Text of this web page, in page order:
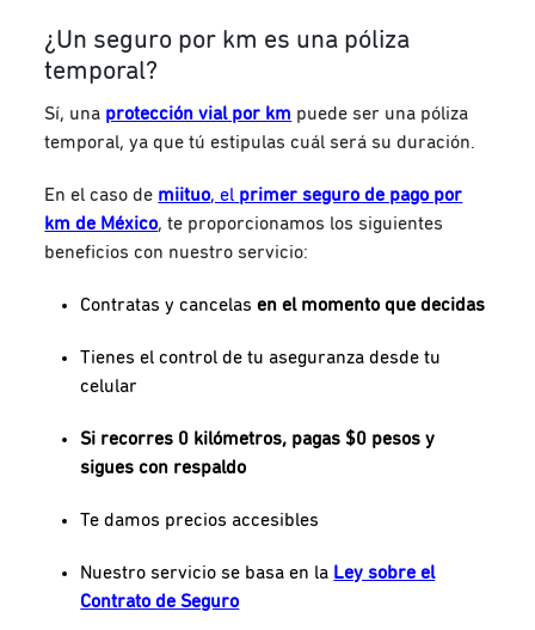
¿Un seguro por km es una póliza
temporal?
Sí, una protección vial por km puede ser una póliza
temporal, ya que tú estipulas cuál será su duración.
En el caso de miituo, el primer seguro de pago por
km de México, te proporcionamos los siguientes
beneficios con nuestro servicio:
Contratas y cancelasen el momento que decidas
Tienes el control de tu aseguranza desde tu
celular
Si recorres 0 kilómetros, pagas $0 pesos y
sigues con respaldo
Te damos precios accesibles
Nuestro servicio se basa en la Ley sobre el
Contrato de Seguro